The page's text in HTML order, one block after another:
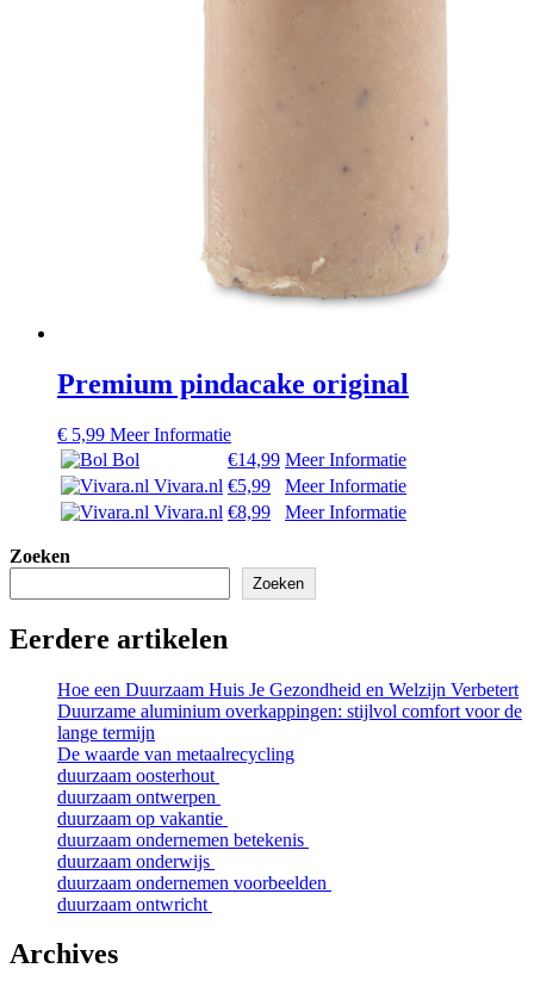
Premium pindacake original
€ 5,99 Meer Informatie
Bol
€14,99 Meer Informatie
Vivara.nl €5,99
Meer Informatie
Vivara.nl €8,99 Meer Informatie
Zoeken
Zoeken
Eerdere artikelen
Hoe een Duurzaam Huis Je Gezondheid en Welzijn Verbetert
Duurzame aluminium overkappingen: stijlvol comfort voor de
lange termijn
De waarde van metaalrecycling
duurzaam oosterhout
duurzaam ontwerpen
duurzaam op vakantie
duurzaam ondernemen betekenis
duurzaam onderwijs
duurzaam ondernemen voorbeelden
duurzaam ontwricht
Archives